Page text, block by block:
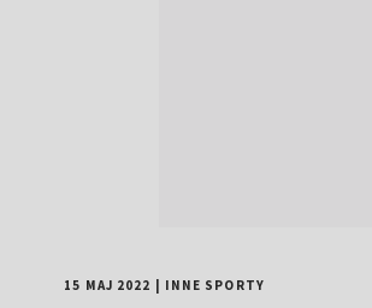
15 MAJ 2022 INNE SPORTY